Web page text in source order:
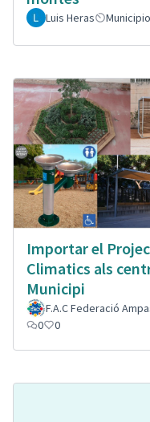
Luis Heras Municipio
Importar el
Climatics als
Municipi
F.A.C Federació
0
0